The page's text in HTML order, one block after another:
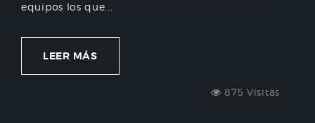
equipos los que...
LEER MÁS
875 Visitas